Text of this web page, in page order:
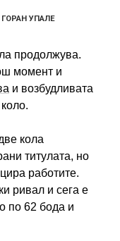
ГОРАН УПАЛЕ
продолжува.
момент и
и возбудливата
кола
титулата, но
работите.
ривал и сега е
по 62 бода и